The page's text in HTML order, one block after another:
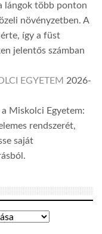
lángok több ponton
növényzetben. A
így a füst
jelentős számban
EGYETEM 2026-
Miskolci Egyetem:
rendszerét,
saját